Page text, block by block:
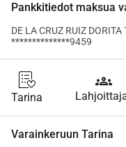
Pankkitiedot maksua
DE LA CRUZ RUIZ
**************9459
Tarina
groups
Varainkeruun Tarina